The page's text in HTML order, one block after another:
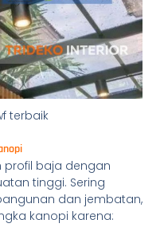
terbaik
baja dengan
tinggi. Sering
dan jembatan,
kanopi karena: